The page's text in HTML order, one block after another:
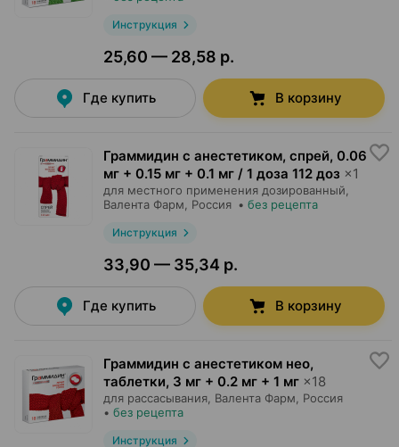
Инструкция
25,60 — 28,58 р.
Где купить В корзину
Граммидин с анестетиком, спрей, 0.06
мг + 0.15 мг + 0.1 мг / 1 доза 112 доз ×1
для местного применения дозированный,
Валента Фарм , Россия • без рецепта
Инструкция
33,90 — 35,34 р.
Где купить В корзину
Граммидин с анестетиком нео,
таблетки, 3 мг + 0.2 мг + 1 мг ×18
для рассасывания, Валента Фарм , Россия
• без рецепта
Инструкция